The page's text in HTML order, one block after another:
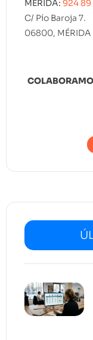
MÉRIDA: 924 89
C/ Pío Baroja 7.
06800, MÉRIDA